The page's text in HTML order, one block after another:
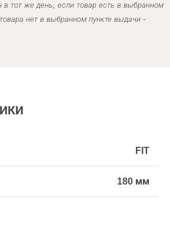
тот же день, если товар есть в выбранном
нет в выбранном пункте выдачи -
FIT
180 мм